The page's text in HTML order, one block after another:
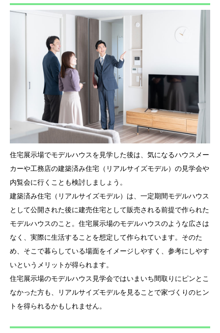
住宅展示場でモデルハウスを見学した後は、気になるハウスメー
カーや工務店の建築済み住宅（リアルサイズモデル）の見学会や
内覧会に行くことも検討しましょう。
建築済み住宅（リアルサイズモデル）は、一定期間モデルハウス
として公開された後に建売住宅として販売される前提で作られた
モデルハウスのこと。住宅展示場のモデルハウスのような広さは
なく、実際に生活することを想定して作られています。そのた
め、そこで暮らしている場面をイメージしやすく、参考にしやす
いというメリットが得られます。
住宅展示場のモデルハウス見学会ではいまいち間取りにピンとこ
なかった方も、リアルサイズモデルを見ることで家づくりのヒン
トを得られるかもしれません。